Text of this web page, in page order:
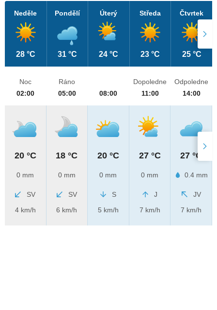
Neděle
28 °C
Pondělí
31 °C
Úterý
24 °C
Středa
23 °C
Čtvrtek
25 °C
Noc
02:00
20 °C
0 mm
SV
4 km/h
Ráno
05:00
18 °C
0 mm
SV
6 km/h
08:00
20 °C
0 mm
S
5 km/h
Dopoledne
11:00
27 °C
0 mm
J
7 km/h
Odpoledne
14:00
27 °C
0.4 mm
JV
7 km/h